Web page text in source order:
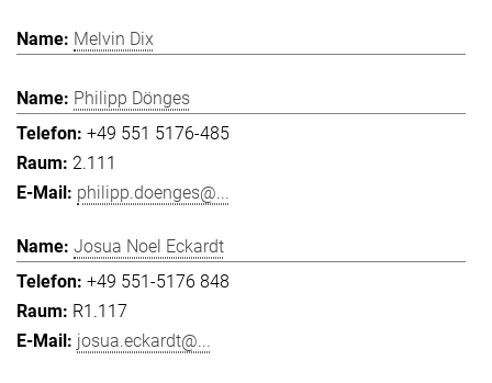
Melvin Dix
Philipp Dönges
+49 551 5176-485
2.111
philipp.doenges@...
Josua Noel Eckardt
+49 551-5176 848
R1.117
josua.eckardt@...